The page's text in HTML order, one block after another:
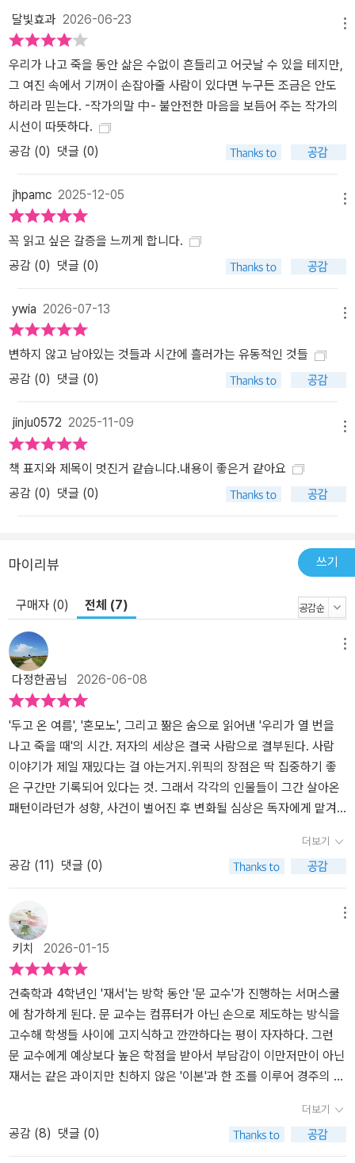
달빛효과 2026-06-23
우리가 나고 죽을 동안 삶은 수없이 흔들리고 어긋날 수 있을 테지만,
그 여진 속에서 기꺼이 손잡아줄 사람이 있다면 누구든 조금은 안도
하리라 믿는다. -작가의말 中- 불안전한 마음을 보듬어 주는 작가의
시선이 따뜻하다.
공감 (0) 댓글 (0)
jhpamc 2025-12-05
꼭 읽고 싶은 갈증을 느끼게 합니다.
공감 (0) 댓글 (0)
ywia 2026-07-13
변하지 않고 남아있는 것들과 시간에 흘러가는 유동적인 것들
공감 (0) 댓글 (0)
jinju0572 2025-11-09
책 표지와 제목이 멋진거 같습니다.내용이 좋은거 같아요
공감 (0) 댓글 (0)
마이리뷰 쓰기
구매자 (0) 전체 (7)
다정한곰님 2026-06-08
'두고 온 여름', '혼모노', 그리고 짦은 숨으로 읽어낸 '우리가 열 번을
나고 죽을 때'의 시간. 저자의 세상은 결국 사람으로 결부된다. 사람
이야기가 제일 재밌다는 걸 아는거지.위픽의 장점은 딱 집중하기 좋
은 구간만 기록되어 있다는 것. 그래서 각각의 인물들이 그간 살아온
패턴이라던가 성향, 사건이 벌어진 후 변화될 심상은 독자에게 맡겨
츠와 릴스로 중독 되어있는 사람과 카페가서 커피마시며 너는 영상
보고 놀아라, 나는 위픽 읽을란다! 로 각자 플레이가 가능한 시간이기
도 하다. ​​대학생. 건축과 4학년. 교수의 과제. 나와 다른 성향 동기와
협업. 타지에서의 시간. 과제로 주어진 고택, 고택 거주자의 히스토리
이해. 나와 닮아있는 성향의 재서, 나와 다른 성향이 부러우면서 질투
가 나고 궁금하기도 한 이본의 시선들. 이러한 감정들이 딱 이 나이 때
에 이뤄지는 것임을 느낀다. 이 시절을 지나온 사람으로서 나 역시도
나를 잘 모르지만, 나를 둘러싼 사람들이 궁금한 시기이니까.​세상에
뒤쳐진듯한 문교수의 수업 방식은 나와 맞지 않다 생각하지만 그대로
따를 수 밖에 없고, 서머스쿨에 선정되는 것도 의아한 점들이지만 다
른 이들처럼 이의제기를 하지 않는다. 그게 재서다운 삶의 방식이다.
매사 조심스럽고 확인을 해야하고, 그러다보니 스스로가 긴장을 안고
요구하는 피곤한 인간임을 모르지 않는다. 그에 반하는 인물 이본. 2
학년 1학기 응용수학과에서 건축학과로 전과. 과가 없어질지도 모른
다는 소문도 있는데 건축과에서 타과 이동은 심심찮지만 이본처럼 역
더보기
공감 (11) 댓글 (0)
키치 2026-01-15
건축학과 4학년인 '재서'는 방학 동안 '문 교수'가 진행하는 서머스쿨
에 참가하게 된다. 문 교수는 컴퓨터가 아닌 손으로 제도하는 방식을
고수해 학생들 사이에 고지식하고 깐깐하다는 평이 자자하다. 그런
문 교수에게 예상보다 높은 학점을 받아서 부담감이 이만저만이 아닌
재서는 같은 과이지만 친하지 않은 '이본'과 한 조를 이루어 경주의 고
족하고 고택의 상태도 안 좋으니 수리가 아닌 철거와 재건으로 과제
의 방향을 잡는다. 하지만 고택에 대한 남다른 추억과 애정이 있는 의
뢰인과 문 교수는 이들의 생각에 동의하지 않는다.성해나의 <우리가
더보기
공감 (8) 댓글 (0)